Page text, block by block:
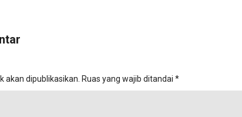
akan dipublikasikan. Ruas yang wajib ditandai *